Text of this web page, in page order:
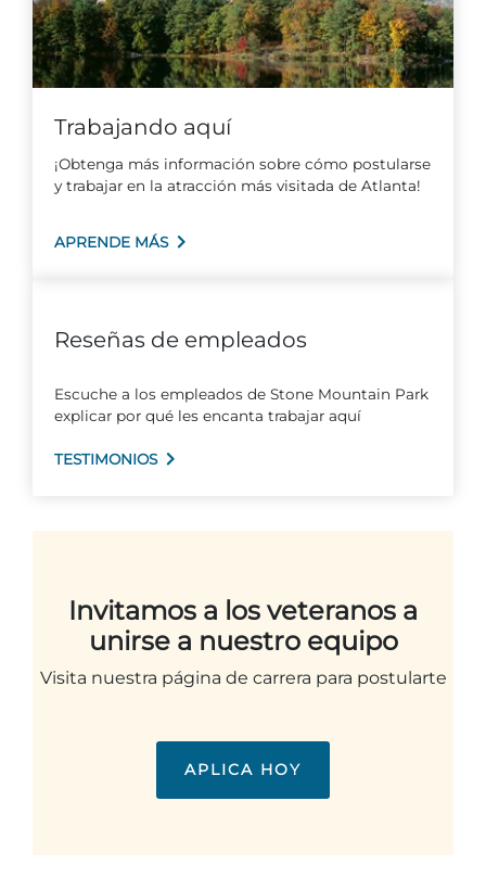
Festivales y eventos
Trabajando aquí
¡Obtenga más información sobre cómo postularse
y trabajar en la atracción más visitada de Atlanta!
APRENDE MÁS
Reseñas de empleados
Escuche a los empleados de Stone Mountain Park
explicar por qué les encanta trabajar aquí
TESTIMONIOS
Invitamos a los veteranos a
unirse a nuestro equipo
Visita nuestra página de carrera para postularte
APLICA HOY